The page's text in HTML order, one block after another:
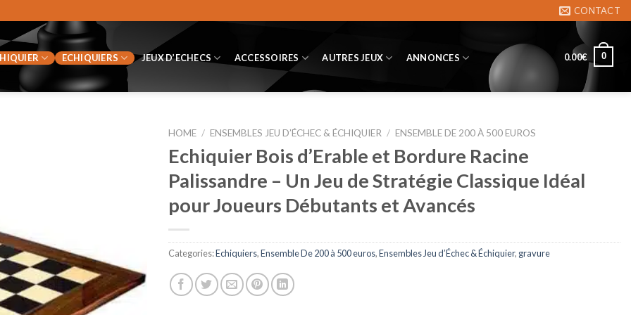
CONTACT
ECHIQUIERS JEUX D’ECHECS ACCESSOIRES AUTRES JEUX ANNONCES 0.00€ 0
HOME / ENSEMBLES JEU D’ÉCHEC & ÉCHIQUIER / ENSEMBLE DE 200 À 500 EUROS
Echiquier Bois d’Erable et Bordure Racine
Palissandre – Un Jeu de Stratégie Classique Idéal
pour Joueurs Débutants et Avancés
Categories:Echiquiers,Ensemble De 200 à 500 euros,Ensembles Jeu d’Échec & Échiquier, gravure